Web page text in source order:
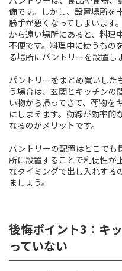
備です。しかし、設置場所を
勝手が悪くなってしまいます
から遠い場所にあると、料理
不便です。料理中に使うもの
る場所にパントリーを設置し
パントリーをまとめ買いした
う場合は、玄関とキッチンの
い物から帰ってきて、荷物を
にしまえます。動線が効率的
なるのがメリットです。
パントリーの配置はどこでも
所に設置することで利便性が
なタイミングで出し入れする
ましょう。
後悔ポイント3：キ
っていない